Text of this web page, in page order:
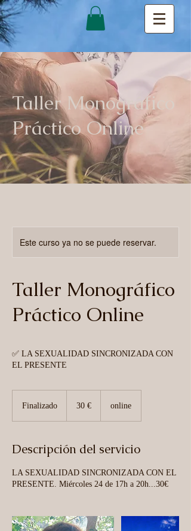
Taller Monográfico
Práctico Online
Este curso ya no se puede reservar.
Taller Monográfico
Práctico Online
✅ LA SEXUALIDAD SINCRONIZADA CON
EL PRESENTE
Finalizado
l
z
a
30 € online
Descripción del servicio
LA SEXUALIDAD SINCRONIZADA CON EL
PRESENTE. Miércoles 24 de 17h a 20h...30€